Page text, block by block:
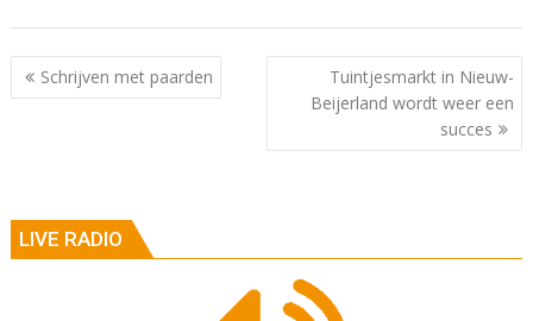
Berichtnavigatie
Schrijven met paarden
Tuintjesmarkt in Nieuw-
Beijerland wordt weer een
succes
LIVE RADIO